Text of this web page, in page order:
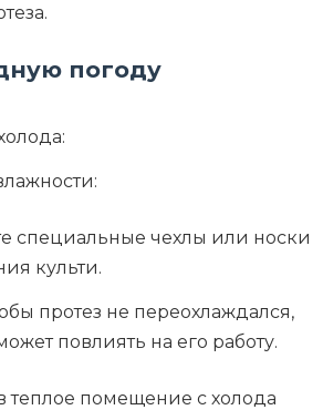
погоду
специальные чехлы или носки
культи.
протез не переохлаждался,
повлиять на его работу.
теплое помещение с холода